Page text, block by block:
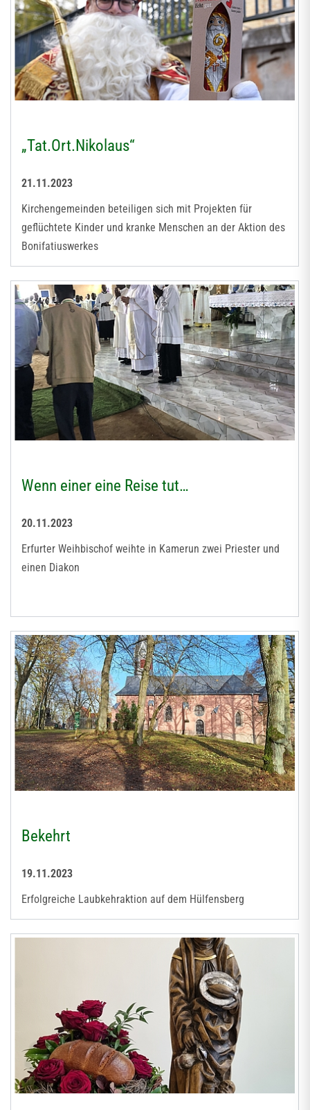
„Tat.Ort.Nikolaus“
21.11.2023
Kirchengemeinden beteiligen sich mit Projekten für
geflüchtete Kinder und kranke Menschen an der Aktion des
Bonifatiuswerkes
Wenn einer eine Reise tut…
20.11.2023
Erfurter Weihbischof weihte in Kamerun zwei Priester und
einen Diakon
Bekehrt
19.11.2023
Erfolgreiche Laubkehraktion auf dem Hülfensberg